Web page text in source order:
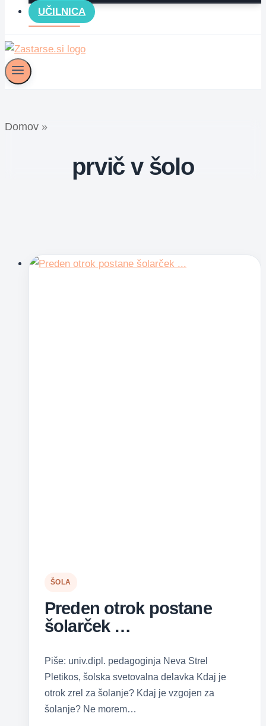
UČILNICA
Domov »
prvič v šolo
ŠOLA
Preden otrok postane
šolarček …
Piše: univ.dipl. pedagoginja Neva Strel
Pletikos, šolska svetovalna delavka Kdaj je
otrok zrel za šolanje? Kdaj je vzgojen za
šolanje? Ne morem…